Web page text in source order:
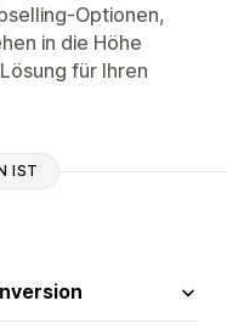
Optionen,
in die Höhe
für Ihren
IST